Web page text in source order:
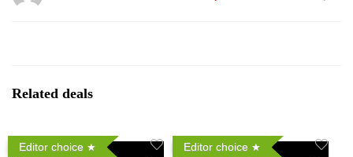
Related deals
Editor choice Editor choice